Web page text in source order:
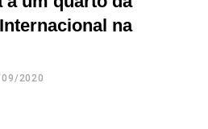
na
2020